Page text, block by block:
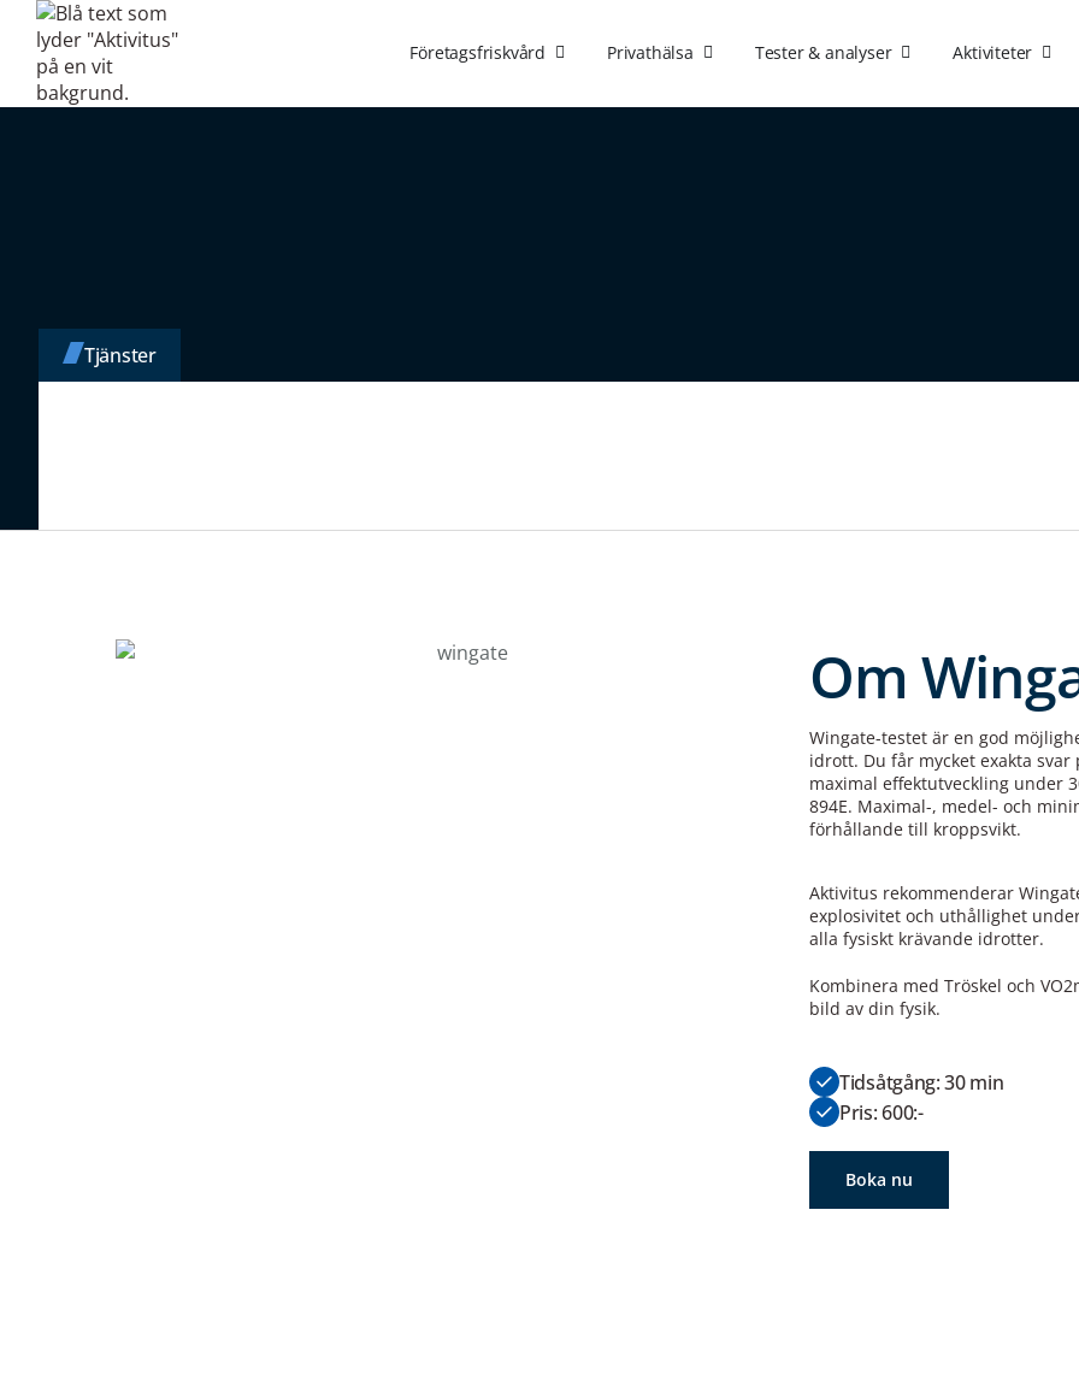
Företagsfriskvård Privathälsa Tester & analyser Aktiviteter
Tjänster
Om
Wingate-testet är en god
idrott. Du får mycket exakta
maximal effektutveckling under
894E. Maximal-, medel- och
förhållande till kroppsvikt.
Aktivitus rekommenderar
explosivitet och uthållighet
alla fysiskt krävande idrotter.
Kombinera med Tröskel och
bild av din fysik.
Tidsåtgång: 30 min
Pris: 600:-
Boka nu